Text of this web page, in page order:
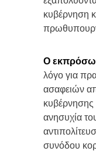
κυβέρνηση
Ο
λόγο για
ασαφειών
κυβέρνησης
ανησυχία
συνόδου